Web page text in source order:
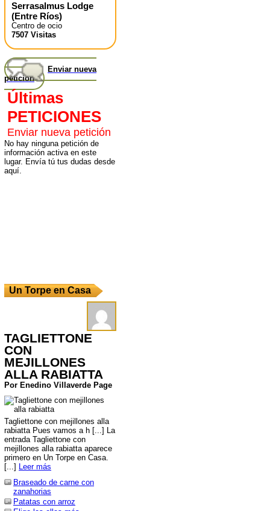
Serrasalmus Lodge
(Entre Ríos)
Centro de ocio
7507 Visitas
Enviar nueva
petición
Últimas
PETICIONES
Enviar nueva petición
No hay ninguna petición de
información activa en este
lugar. Envía tú tus dudas desde
aquí.
Un Torpe en Casa
TAGLIETTONE
CON
MEJILLONES
ALLA RABIATTA
Por Enedino Villaverde Page
Tagliettone con mejillones alla
rabiatta Pues vamos a h [...] La
entrada Tagliettone con
mejillones alla rabiatta aparece
primero en Un Torpe en Casa.
[...] Leer más
Braseado de carne con
zanahorias
Patatas con arroz